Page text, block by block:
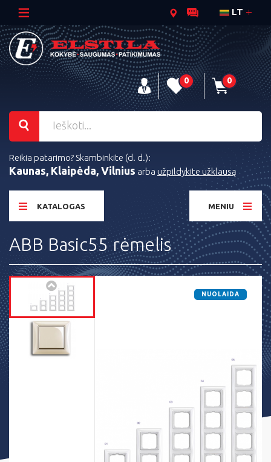
LT
0 0
Reikia patarimo? Skambinkite (d. d.):
Kaunas, Klaipėda, Vilnius arba užpildykite užklausą
KATALOGAS MENIU
ABB Basic55 rėmelis
NUOLAIDA